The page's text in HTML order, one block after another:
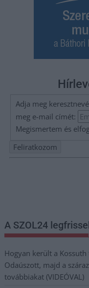
Adja meg
meg e-mail címét:
Megismertem és
A SZOL24
Hogyan került a
Odaúszott, majd a
továbbiakat (VIDEÓVAL)